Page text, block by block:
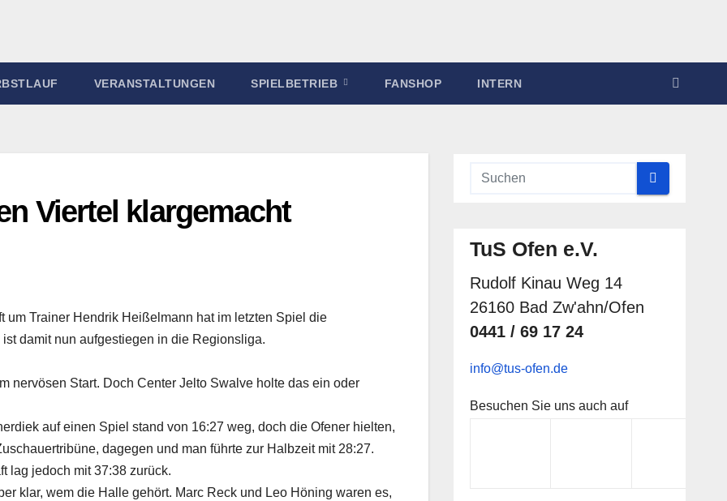
VERANSTALTUNGEN SPIELBETRIEB FANSHOP INTERN
Viertel klargemacht
um Trainer Hendrik Heißelmann hat im letzten Spiel die
damit nun aufgestiegen in die Regionsliga.
nervösen Start. Doch Center Jelto Swalve holte das ein oder
auf einen Spiel stand von 16:27 weg, doch die Ofener hielten,
dagegen und man führte zur Halbzeit mit 28:27.
lag jedoch mit 37:38 zurück.
klar, wem die Halle gehört. Marc Reck und Leo Höning waren es,
TuS Ofen e.V.
Rudolf Kinau Weg 14
26160 Bad Zw'ahn/Ofen
0441 / 69 17 24
info@tus-ofen.de
Besuchen Sie uns auch auf